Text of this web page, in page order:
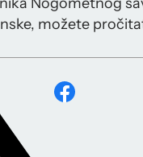
možete